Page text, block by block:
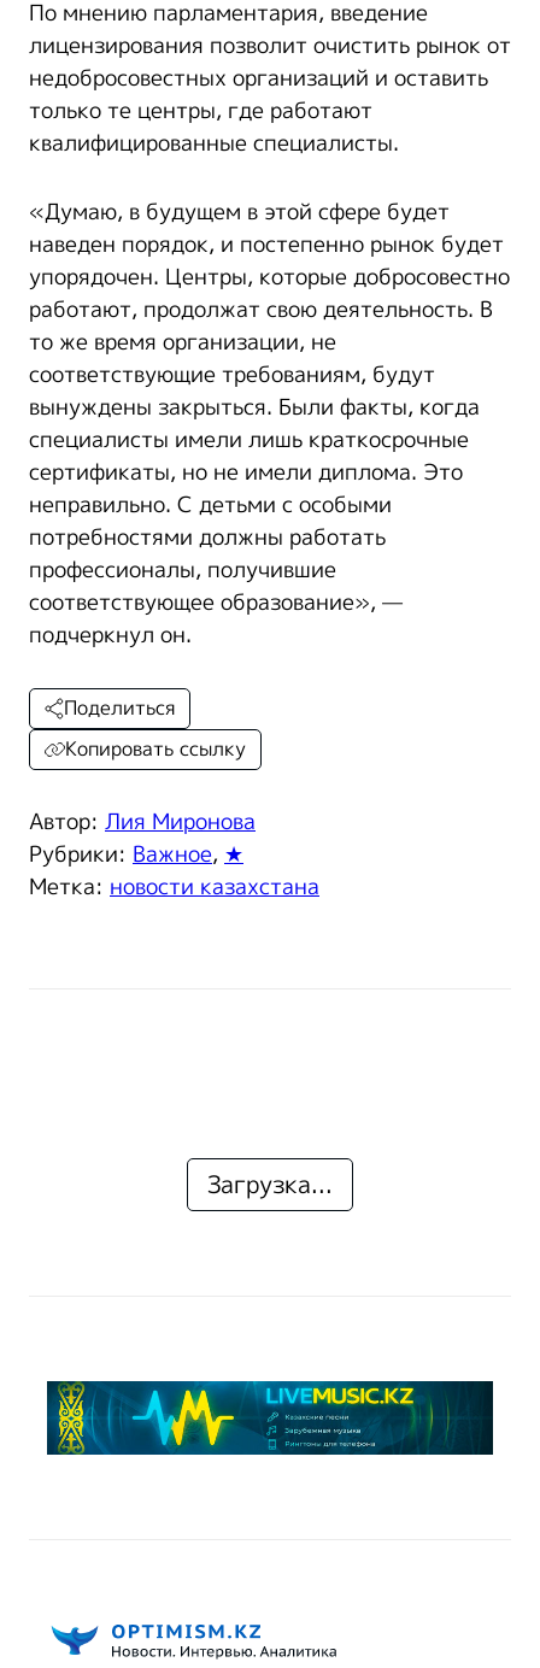
По мнению парламентария, введение
лицензирования позволит очистить рынок от
недобросовестных организаций и оставить
только те центры, где работают
квалифицированные специалисты.
«Думаю, в будущем в этой сфере будет
наведен порядок, и постепенно рынок будет
упорядочен. Центры, которые добросовестно
работают, продолжат свою деятельность. В
то же время организации, не
соответствующие требованиям, будут
вынуждены закрыться. Были факты, когда
специалисты имели лишь краткосрочные
сертификаты, но не имели диплома. Это
неправильно. С детьми с особыми
потребностями должны работать
профессионалы, получившие
соответствующее образование», —
подчеркнул он.
Автор: Лия Миронова
Рубрики: Важное, ★
Метка: новости казахстана
Поделиться
Копировать ссылку
Загрузка...